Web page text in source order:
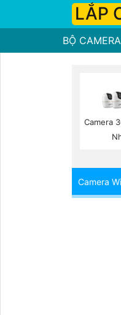
LẮP
BỘ CAMERA
Camera
Camera